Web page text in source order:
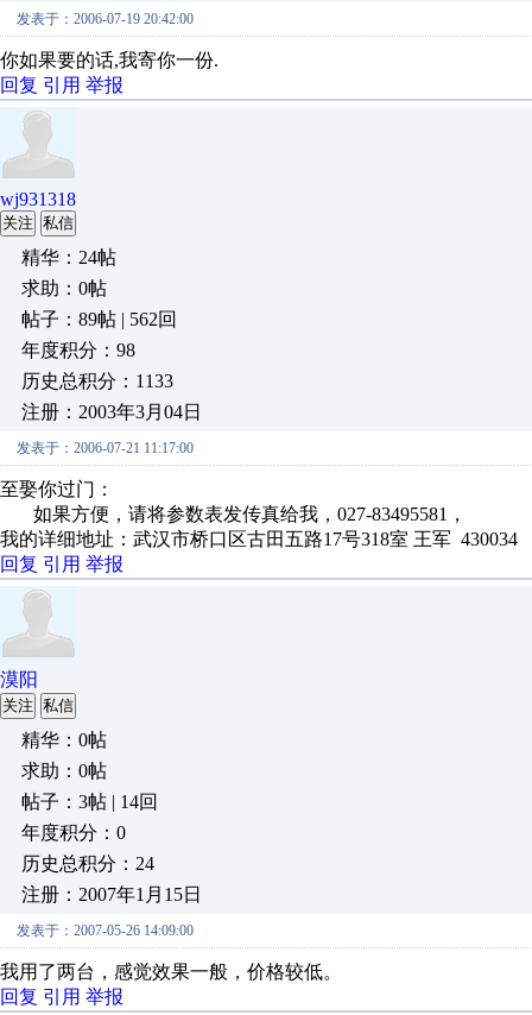
发表于：2006-07-19 20:42:00
你如果要的话,我寄你一份.
回复 引用 举报
wj931318
关注 私信
精华：24帖
求助：0帖
帖子：89帖 | 562回
年度积分：98
历史总积分：1133
注册：2003年3月04日
发表于：2006-07-21 11:17:00
至娶你过门：
如果方便，请将参数表发传真给我，027-83495581，
我的详细地址：武汉市桥口区古田五路17号318室 王军 430034
回复 引用 举报
漠阳
关注 私信
精华：0帖
求助：0帖
帖子：3帖 | 14回
年度积分：0
历史总积分：24
注册：2007年1月15日
发表于：2007-05-26 14:09:00
我用了两台，感觉效果一般，价格较低。
回复 引用 举报